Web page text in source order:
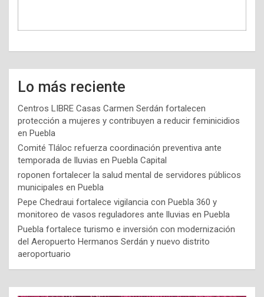
Lo más reciente
Centros LIBRE Casas Carmen Serdán fortalecen
protección a mujeres y contribuyen a reducir feminicidios
en Puebla
Comité Tláloc refuerza coordinación preventiva ante
temporada de lluvias en Puebla Capital
roponen fortalecer la salud mental de servidores públicos
municipales en Puebla
Pepe Chedraui fortalece vigilancia con Puebla 360 y
monitoreo de vasos reguladores ante lluvias en Puebla
Puebla fortalece turismo e inversión con modernización
del Aeropuerto Hermanos Serdán y nuevo distrito
aeroportuario